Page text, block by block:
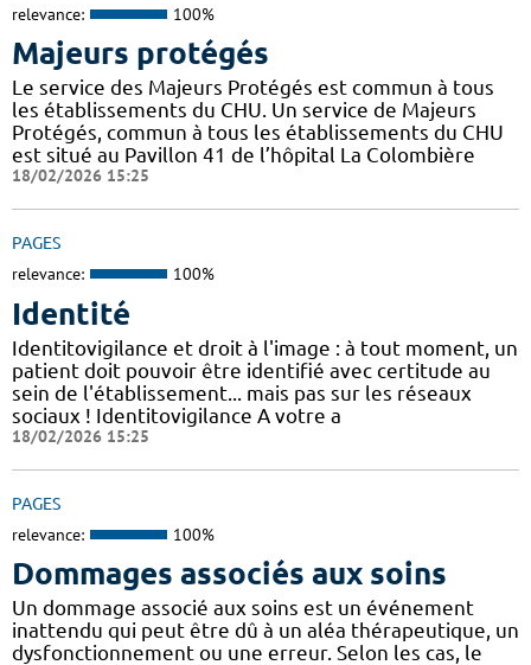
relevance: 100%
Majeurs protégés
Le service des Majeurs Protégés est commun à tous
les établissements du CHU. Un service de Majeurs
Protégés, commun à tous les établissements du CHU
est situé au Pavillon 41 de l’hôpital La Colombière
18/02/2026 15:25
PAGES
relevance: 100%
Identité
Identitovigilance et droit à l'image : à tout moment, un
patient doit pouvoir être identifié avec certitude au
sein de l'établissement... mais pas sur les réseaux
sociaux ! Identitovigilance A votre a
18/02/2026 15:25
PAGES
relevance: 100%
Dommages associés aux soins
Un dommage associé aux soins est un événement
inattendu qui peut être dû à un aléa thérapeutique, un
dysfonctionnement ou une erreur. Selon les cas, le